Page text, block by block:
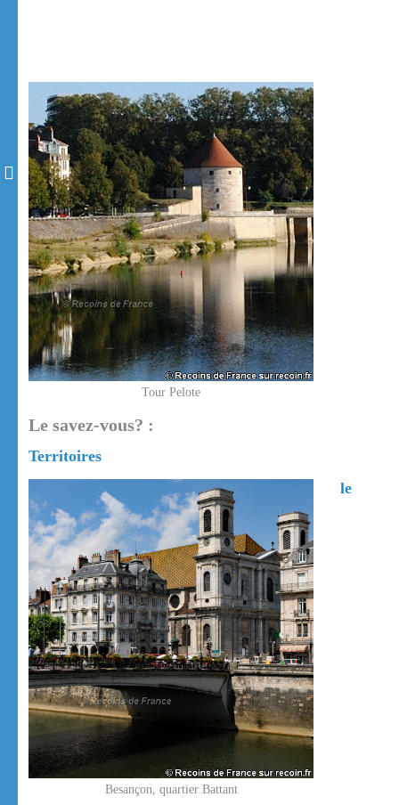
Tour Pelote
Le savez-vous? :
Territoires
Besançon, quartier Battant
le